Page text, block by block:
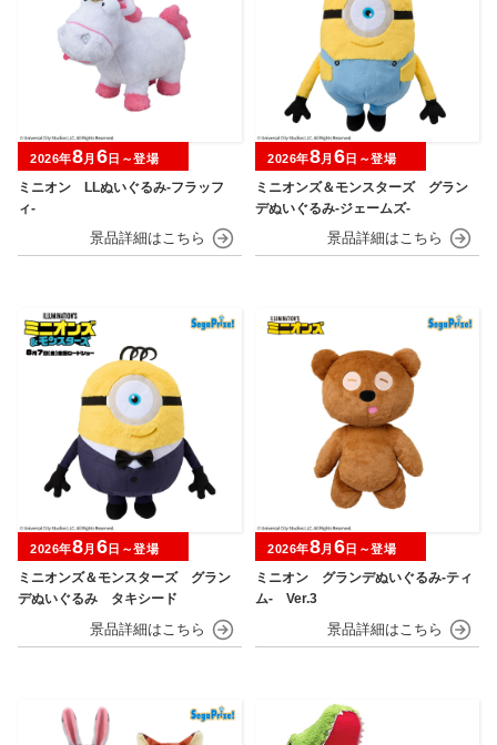
ミニオン LLぬいぐるみ‐フラッフ
ィ‐
2026年8月 6日～登場
ミニオンズ＆モンスターズ グラン
デぬいぐるみ‐ジェームズ‐
2026年8月 6日～登場
ミニオンズ＆モンスターズ グラン
デぬいぐるみ タキシード
2026年8月 6日～登場
ミニオン グランデぬいぐるみ‐ティ
ム‐ Ver.3
2026年8月 6日～登場